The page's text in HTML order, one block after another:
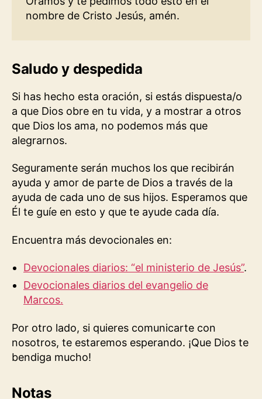
nombre de Cristo Jesús, amén.
Saludo y despedida
Si has hecho esta oración, si estás dispuesta/o
a que Dios obre en tu vida, y a mostrar a otros
que Dios los ama, no podemos más que
alegrarnos.
Seguramente serán muchos los que recibirán
ayuda y amor de parte de Dios a través de la
ayuda de cada uno de sus hijos. Esperamos que
Él te guíe en esto y que te ayude cada día.
Encuentra más devocionales en:
Devocionales diarios: “el ministerio de Jesús”.
Devocionales diarios del evangelio de
Marcos.
Por otro lado, si quieres comunicarte con
nosotros, te estaremos esperando. ¡Que Dios te
bendiga mucho!
Notas